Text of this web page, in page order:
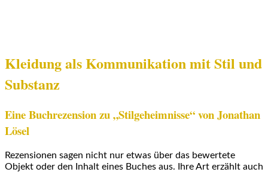
Kleidung als Kommunikation mit Stil und
Substanz
Eine Buchrezension zu „Stilgeheimnisse“ von Jonathan
Lösel
Rezensionen sagen nicht nur etwas über das bewertete
Objekt oder den Inhalt eines Buches aus. Ihre Art erzählt auch